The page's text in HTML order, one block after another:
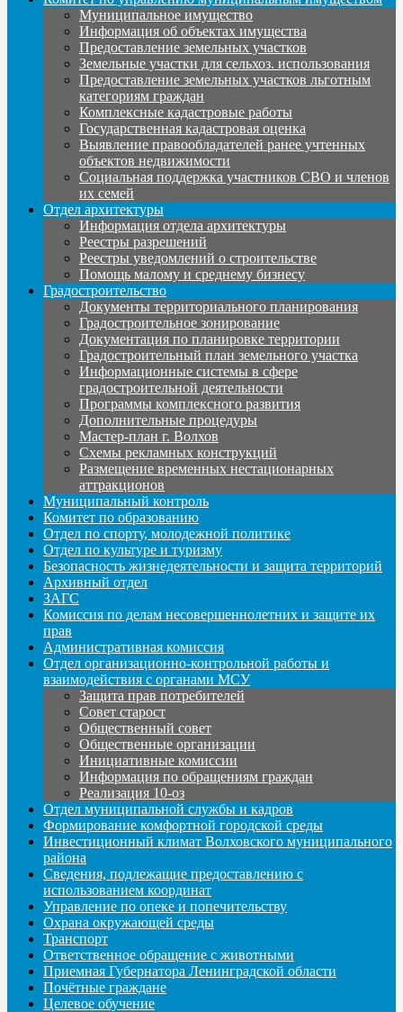
Муниципальное имущество
Информация об объектах имущества
Предоставление земельных участков
Земельные участки для сельхоз. использования
Предоставление земельных участков льготным
категориям граждан
Комплексные кадастровые работы
Государственная кадастровая оценка
Выявление правообладателей ранее учтенных
объектов недвижимости
Социальная поддержка участников СВО и членов
их семей
Отдел архитектуры
Информация отдела архитектуры
Реестры разрешений
Реестры уведомлений о строительстве
Помощь малому и среднему бизнесу
Градостроительство
Документы территориального планирования
Градостроительное зонирование
Документация по планировке территории
Градостроительный план земельного участка
Информационные системы в сфере
градостроительной деятельности
Программы комплексного развития
Дополнительные процедуры
Мастер-план г. Волхов
Схемы рекламных конструкций
Размещение временных нестационарных
аттракционов
Муниципальный контроль
Комитет по образованию
Отдел по спорту, молодежной политике
Отдел по культуре и туризму
Безопасность жизнедеятельности и защита территорий
Архивный отдел
ЗАГС
Комиссия по делам несовершеннолетних и защите их
прав
Административная комиссия
Отдел организационно-контрольной работы и
взаимодействия с органами МСУ
Защита прав потребителей
Совет старост
Общественный совет
Общественные организации
Инициативные комиссии
Информация по обращениям граждан
Реализация 10-оз
Отдел муниципальной службы и кадров
Формирование комфортной городской среды
Инвестиционный климат Волховского муниципального
района
Сведения, подлежащие предоставлению с
использованием координат
Управление по опеке и попечительству
Охрана окружающей среды
Транспорт
Ответственное обращение с животными
Приемная Губернатора Ленинградской области
Почётные граждане
Целевое обучение